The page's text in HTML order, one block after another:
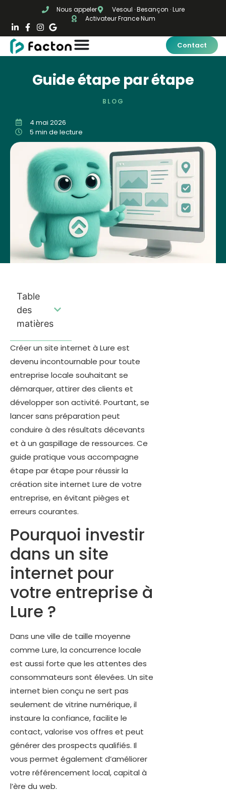
Nous appeler
Vesoul · Besançon · Lure
Activateur France Num
Contact
Guide étape par étape
BLOG
4 mai 2026
5 min de lecture
Créer un site internet à Lure est
devenu incontournable pour toute
entreprise locale souhaitant se
démarquer, attirer des clients et
développer son activité. Pourtant, se
lancer sans préparation peut
conduire à des résultats décevants
et à un gaspillage de ressources. Ce
guide pratique vous accompagne
étape par étape pour réussir la
création site internet Lure de votre
entreprise, en évitant pièges et
erreurs courantes.
Pourquoi investir
dans un site
internet pour
votre entreprise à
Lure ?
Dans une ville de taille moyenne
comme Lure, la concurrence locale
est aussi forte que les attentes des
consommateurs sont élevées. Un site
internet bien conçu ne sert pas
seulement de vitrine numérique, il
instaure la confiance, facilite le
contact, valorise vos offres et peut
générer des prospects qualifiés. Il
vous permet également d’améliorer
votre référencement local, capital à
l’ère du web.
Table
des
matières